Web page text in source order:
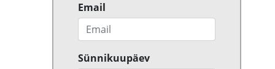
Email
Sünnikuupäev